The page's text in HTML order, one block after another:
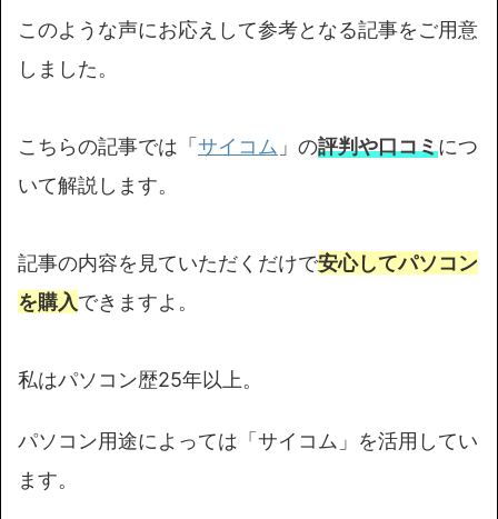
このような声にお応えして参考となる記事をご用意
しました。
こちらの記事では「 サイコム 」の評判や口コミにつ
いて解説します。
記事の内容を見ていただくだけで安心してパソコン
を購入できますよ。
私はパソコン歴25年以上。
パソコン用途によっては「サイコム」を活用してい
ます。